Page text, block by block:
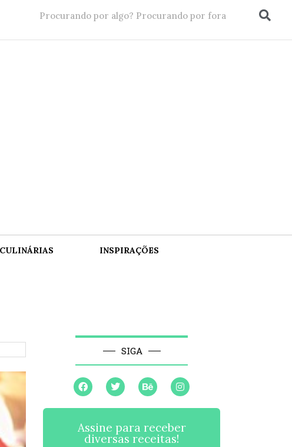
INSPIRAÇÕES
SIGA
Assine para receber
diversas receitas!